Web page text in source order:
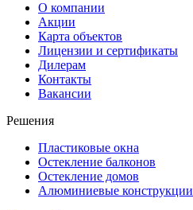
О компании
Акции
Карта объектов
Лицензии и сертификаты
Дилерам
Контакты
Вакансии
Решения
Пластиковые окна
Остекление балконов
Остекление домов
Алюминиевые конструкции